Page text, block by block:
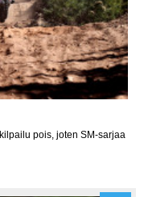
pois, joten SM-sarjaa